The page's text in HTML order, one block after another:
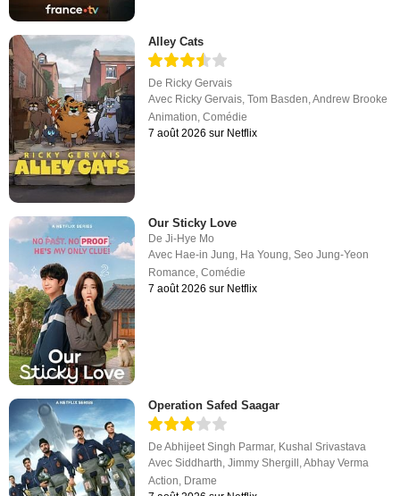
Alley Cats
De Ricky Gervais
Avec Ricky Gervais,Tom Basden,Andrew Brooke
Animation,Comédie
7 août 2026 sur Netflix
Our Sticky Love
DeJi-Hye Mo
Avec Hae-in Jung, Ha Young,Seo Jung-Yeon
Romance,Comédie
7 août 2026 sur Netflix
Operation Safed Saagar
DeAbhijeet Singh Parmar, Kushal Srivastava
AvecSiddharth ,Jimmy Shergill ,Abhay Verma
Action Drame